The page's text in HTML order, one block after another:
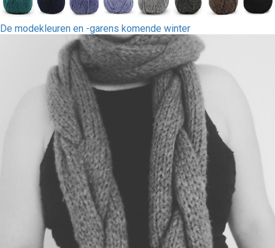
De modekleuren en -garens komende winter